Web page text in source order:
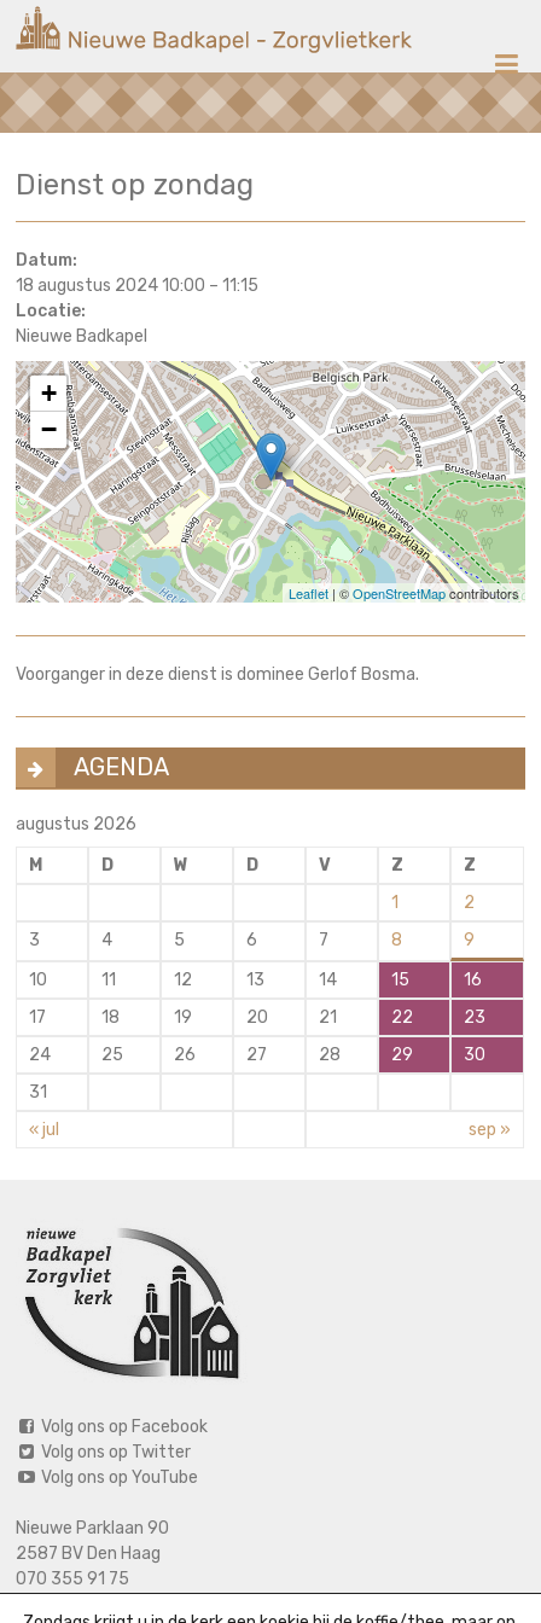
naar
inhoud
Nieuwe
Badkapel
op
Dienst op zondag
Datum:
18 augustus 2024 10:00 –11:15
Locatie:
Nieuwe Badkapel
+
−
Leaflet| ©OpenStreetMapcontributors
Voorganger in deze dienst is dominee Gerlof Bosma.
AGENDA
augustus 2026
M
D W D V Z
Z
1
2
3
4 5 6 7 8
9
10
11 12 13 14 15
16
17
18 19 20 21 22
23
24
25 26 27 28 29
30
31
« jul
sep »
Volg ons op Facebook
Volg ons op Twitter
Volg ons op YouTube
Nieuwe Parklaan 90
2587 BV Den Haag
070 355 91 75
06 2125 2720 (bij calamiteiten)